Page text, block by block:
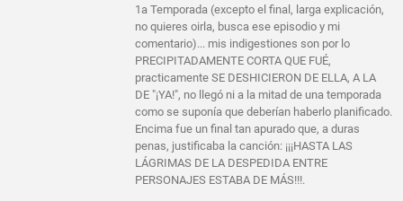
1a Temporada (excepto el final, larga explicación,
no quieres oirla, busca ese episodio y mi
comentario)... mis indigestiones son por lo
PRECIPITADAMENTE CORTA QUE FUÉ,
practicamente SE DESHICIERON DE ELLA, A LA
DE "¡YA!", no llegó ni a la mitad de una temporada
como se suponía que deberían haberlo planificado.
Encima fue un final tan apurado que, a duras
penas, justificaba la canción: ¡¡¡HASTA LAS
LÁGRIMAS DE LA DESPEDIDA ENTRE
PERSONAJES ESTABA DE MÁS!!!.